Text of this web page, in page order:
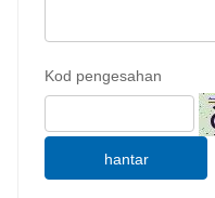
Kod pengesahan
hantar